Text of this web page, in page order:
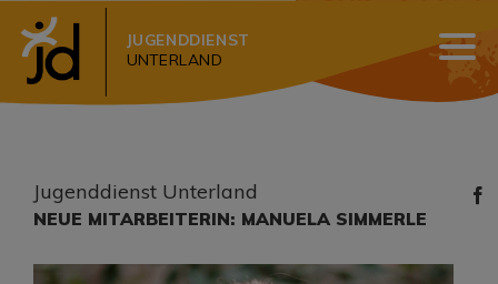
JUGENDDIENST
UNTERLAND
Jugenddienst Unterland
NEUE MITARBEITERIN: MANUELA SIMMERLE